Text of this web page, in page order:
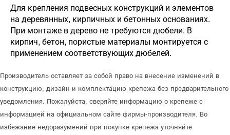
Для крепления подвесных конструкций и элементов
на деревянных, кирпичных и бетонных основаниях.
При монтаже в дерево не требуются дюбели. В
кирпич, бетон, пористые материалы монтируется с
применением соответствующих дюбелей.
Производитель оставляет за собой право на внесение изменений в
конструкцию, дизайн и комплектацию крепежа без предварительного
уведомления. Пожалуйста, сверяйте информацию о крепеже с
информацией на официальном сайте фирмы-производителя. Во
избежание недоразумений при покупке крепежа уточняйте